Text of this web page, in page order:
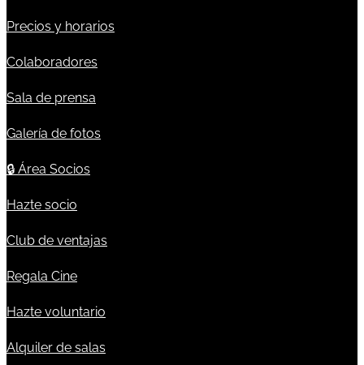
Precios y horarios
Colaboradores
Sala de prensa
Galería de fotos
🔒 Área Socios
Hazte socio
Club de ventajas
Regala Cine
Hazte voluntario
Alquiler de salas